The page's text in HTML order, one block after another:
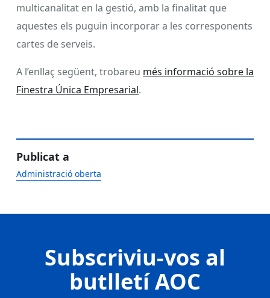
multicanalitat en la gestió, amb la finalitat que
aquestes els puguin incorporar a les corresponents
cartes de serveis.
A l’enllaç següent, trobareu més informació sobre la
Finestra Única Empresarial.
Publicat a
Administració oberta
Subscriviu-vos al
butlletí AOC